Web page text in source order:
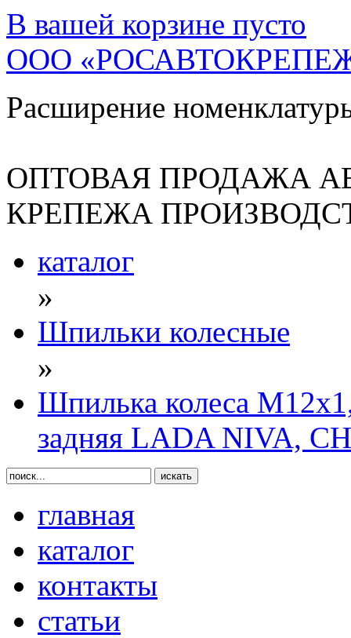
В вашей корзине пусто
ООО
Расширение
ОПТОВАЯ ПРОДАЖА
КРЕПЕЖА
каталог
»
Шпильки колесные
»
Шпилька колеса
задняя LADA NIVA,
главная
каталог
контакты
статьи